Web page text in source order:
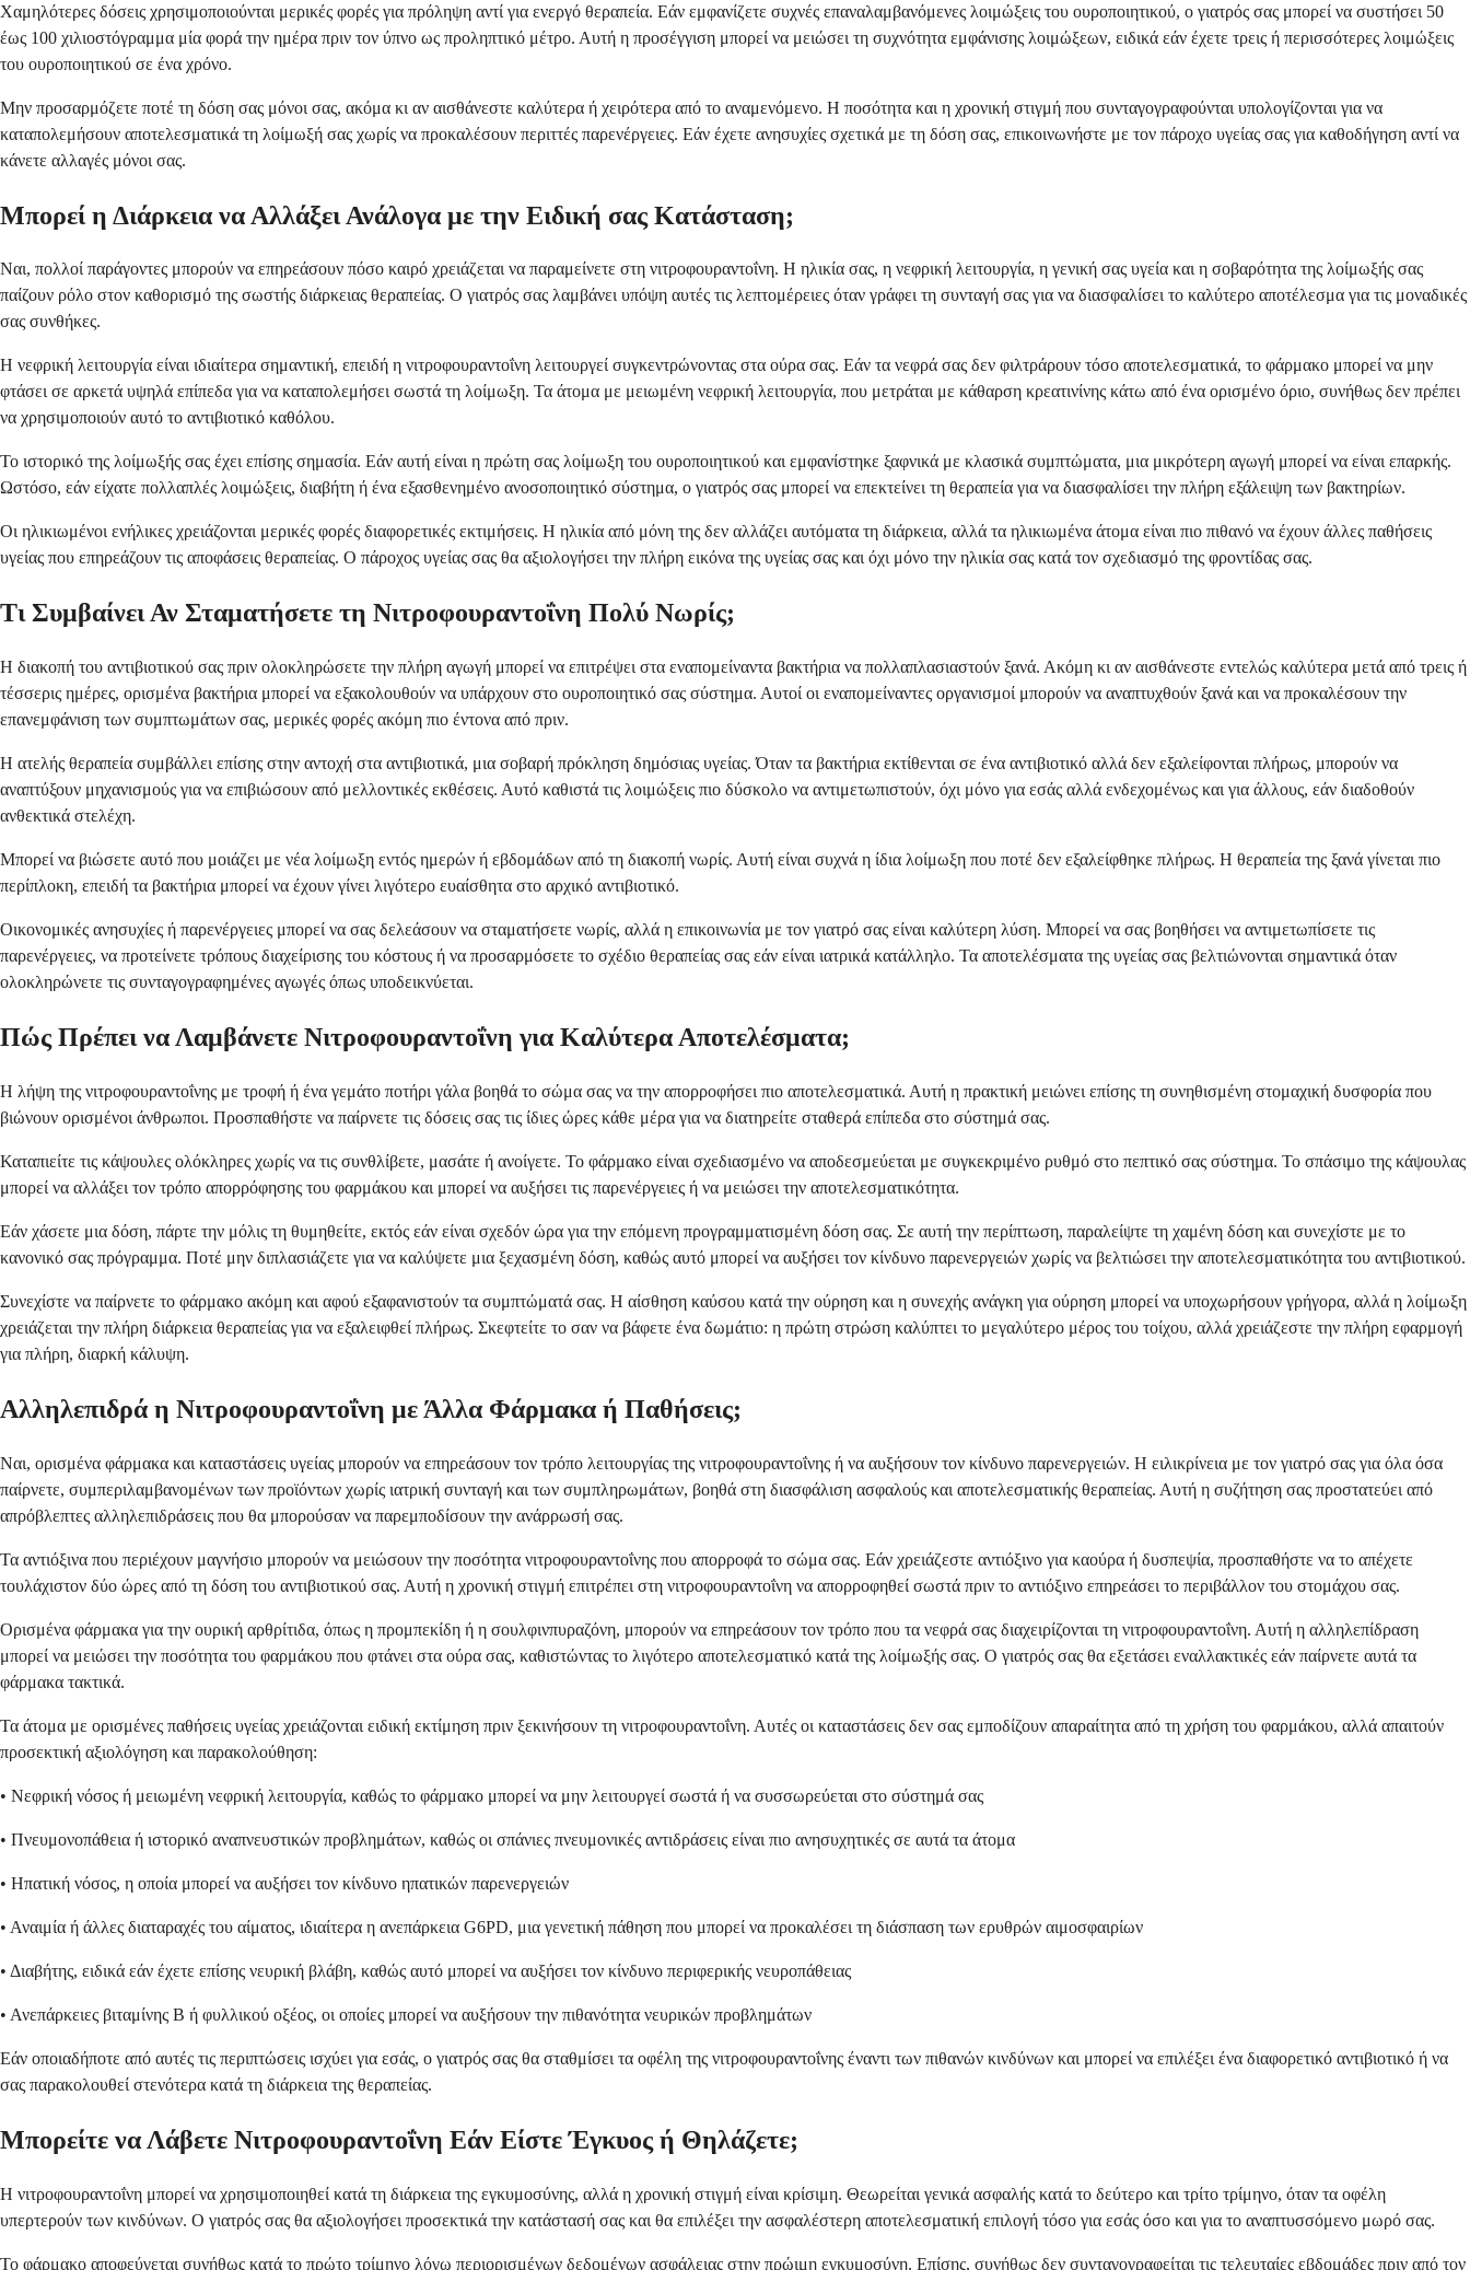
Χαμηλότερες δόσεις χρησιμοποιούνται μερικές φορές για πρόληψη αντί για ενεργό θεραπεία. Εάν εμφανίζετε συχνές επαναλαμβανόμενες λοιμώξεις του ουροποιητικού, ο γιατρός σας μπορεί να συστήσει 50
έως 100 χιλιοστόγραμμα μία φορά την ημέρα πριν τον ύπνο ως προληπτικό μέτρο. Αυτή η προσέγγιση μπορεί να μειώσει τη συχνότητα εμφάνισης λοιμώξεων, ειδικά εάν έχετε τρεις ή περισσότερες λοιμώξεις
του ουροποιητικού σε ένα χρόνο.
Μην προσαρμόζετε ποτέ τη δόση σας μόνοι σας, ακόμα κι αν αισθάνεστε καλύτερα ή χειρότερα από το αναμενόμενο. Η ποσότητα και η χρονική στιγμή που συνταγογραφούνται υπολογίζονται για να
καταπολεμήσουν αποτελεσματικά τη λοίμωξή σας χωρίς να προκαλέσουν περιττές παρενέργειες. Εάν έχετε ανησυχίες σχετικά με τη δόση σας, επικοινωνήστε με τον πάροχο υγείας σας για καθοδήγηση αντί να
κάνετε αλλαγές μόνοι σας.
Μπορεί η Διάρκεια να Αλλάξει Ανάλογα με την Ειδική σας Κατάσταση;
Ναι, πολλοί παράγοντες μπορούν να επηρεάσουν πόσο καιρό χρειάζεται να παραμείνετε στη νιτροφουραντοΐνη. Η ηλικία σας, η νεφρική λειτουργία, η γενική σας υγεία και η σοβαρότητα της λοίμωξής σας
παίζουν ρόλο στον καθορισμό της σωστής διάρκειας θεραπείας. Ο γιατρός σας λαμβάνει υπόψη αυτές τις λεπτομέρειες όταν γράφει τη συνταγή σας για να διασφαλίσει το καλύτερο αποτέλεσμα για τις μοναδικές
σας συνθήκες.
Η νεφρική λειτουργία είναι ιδιαίτερα σημαντική, επειδή η νιτροφουραντοΐνη λειτουργεί συγκεντρώνοντας στα ούρα σας. Εάν τα νεφρά σας δεν φιλτράρουν τόσο αποτελεσματικά, το φάρμακο μπορεί να μην
φτάσει σε αρκετά υψηλά επίπεδα για να καταπολεμήσει σωστά τη λοίμωξη. Τα άτομα με μειωμένη νεφρική λειτουργία, που μετράται με κάθαρση κρεατινίνης κάτω από ένα ορισμένο όριο, συνήθως δεν πρέπει
να χρησιμοποιούν αυτό το αντιβιοτικό καθόλου.
Το ιστορικό της λοίμωξής σας έχει επίσης σημασία. Εάν αυτή είναι η πρώτη σας λοίμωξη του ουροποιητικού και εμφανίστηκε ξαφνικά με κλασικά συμπτώματα, μια μικρότερη αγωγή μπορεί να είναι επαρκής.
Ωστόσο, εάν είχατε πολλαπλές λοιμώξεις, διαβήτη ή ένα εξασθενημένο ανοσοποιητικό σύστημα, ο γιατρός σας μπορεί να επεκτείνει τη θεραπεία για να διασφαλίσει την πλήρη εξάλειψη των βακτηρίων.
Οι ηλικιωμένοι ενήλικες χρειάζονται μερικές φορές διαφορετικές εκτιμήσεις. Η ηλικία από μόνη της δεν αλλάζει αυτόματα τη διάρκεια, αλλά τα ηλικιωμένα άτομα είναι πιο πιθανό να έχουν άλλες παθήσεις
υγείας που επηρεάζουν τις αποφάσεις θεραπείας. Ο πάροχος υγείας σας θα αξιολογήσει την πλήρη εικόνα της υγείας σας και όχι μόνο την ηλικία σας κατά τον σχεδιασμό της φροντίδας σας.
Τι Συμβαίνει Αν Σταματήσετε τη Νιτροφουραντοΐνη Πολύ Νωρίς;
Η διακοπή του αντιβιοτικού σας πριν ολοκληρώσετε την πλήρη αγωγή μπορεί να επιτρέψει στα εναπομείναντα βακτήρια να πολλαπλασιαστούν ξανά. Ακόμη κι αν αισθάνεστε εντελώς καλύτερα μετά από τρεις ή
τέσσερις ημέρες, ορισμένα βακτήρια μπορεί να εξακολουθούν να υπάρχουν στο ουροποιητικό σας σύστημα. Αυτοί οι εναπομείναντες οργανισμοί μπορούν να αναπτυχθούν ξανά και να προκαλέσουν την
επανεμφάνιση των συμπτωμάτων σας, μερικές φορές ακόμη πιο έντονα από πριν.
Η ατελής θεραπεία συμβάλλει επίσης στην αντοχή στα αντιβιοτικά, μια σοβαρή πρόκληση δημόσιας υγείας. Όταν τα βακτήρια εκτίθενται σε ένα αντιβιοτικό αλλά δεν εξαλείφονται πλήρως, μπορούν να
αναπτύξουν μηχανισμούς για να επιβιώσουν από μελλοντικές εκθέσεις. Αυτό καθιστά τις λοιμώξεις πιο δύσκολο να αντιμετωπιστούν, όχι μόνο για εσάς αλλά ενδεχομένως και για άλλους, εάν διαδοθούν
ανθεκτικά στελέχη.
Μπορεί να βιώσετε αυτό που μοιάζει με νέα λοίμωξη εντός ημερών ή εβδομάδων από τη διακοπή νωρίς. Αυτή είναι συχνά η ίδια λοίμωξη που ποτέ δεν εξαλείφθηκε πλήρως. Η θεραπεία της ξανά γίνεται πιο
περίπλοκη, επειδή τα βακτήρια μπορεί να έχουν γίνει λιγότερο ευαίσθητα στο αρχικό αντιβιοτικό.
Οικονομικές ανησυχίες ή παρενέργειες μπορεί να σας δελεάσουν να σταματήσετε νωρίς, αλλά η επικοινωνία με τον γιατρό σας είναι καλύτερη λύση. Μπορεί να σας βοηθήσει να αντιμετωπίσετε τις
παρενέργειες, να προτείνετε τρόπους διαχείρισης του κόστους ή να προσαρμόσετε το σχέδιο θεραπείας σας εάν είναι ιατρικά κατάλληλο. Τα αποτελέσματα της υγείας σας βελτιώνονται σημαντικά όταν
ολοκληρώνετε τις συνταγογραφημένες αγωγές όπως υποδεικνύεται.
Πώς Πρέπει να Λαμβάνετε Νιτροφουραντοΐνη για Καλύτερα Αποτελέσματα;
Η λήψη της νιτροφουραντοΐνης με τροφή ή ένα γεμάτο ποτήρι γάλα βοηθά το σώμα σας να την απορροφήσει πιο αποτελεσματικά. Αυτή η πρακτική μειώνει επίσης τη συνηθισμένη στομαχική δυσφορία που
βιώνουν ορισμένοι άνθρωποι. Προσπαθήστε να παίρνετε τις δόσεις σας τις ίδιες ώρες κάθε μέρα για να διατηρείτε σταθερά επίπεδα στο σύστημά σας.
Καταπιείτε τις κάψουλες ολόκληρες χωρίς να τις συνθλίβετε, μασάτε ή ανοίγετε. Το φάρμακο είναι σχεδιασμένο να αποδεσμεύεται με συγκεκριμένο ρυθμό στο πεπτικό σας σύστημα. Το σπάσιμο της κάψουλας
μπορεί να αλλάξει τον τρόπο απορρόφησης του φαρμάκου και μπορεί να αυξήσει τις παρενέργειες ή να μειώσει την αποτελεσματικότητα.
Εάν χάσετε μια δόση, πάρτε την μόλις τη θυμηθείτε, εκτός εάν είναι σχεδόν ώρα για την επόμενη προγραμματισμένη δόση σας. Σε αυτή την περίπτωση, παραλείψτε τη χαμένη δόση και συνεχίστε με το
κανονικό σας πρόγραμμα. Ποτέ μην διπλασιάζετε για να καλύψετε μια ξεχασμένη δόση, καθώς αυτό μπορεί να αυξήσει τον κίνδυνο παρενεργειών χωρίς να βελτιώσει την αποτελεσματικότητα του αντιβιοτικού.
Συνεχίστε να παίρνετε το φάρμακο ακόμη και αφού εξαφανιστούν τα συμπτώματά σας. Η αίσθηση καύσου κατά την ούρηση και η συνεχής ανάγκη για ούρηση μπορεί να υποχωρήσουν γρήγορα, αλλά η λοίμωξη
χρειάζεται την πλήρη διάρκεια θεραπείας για να εξαλειφθεί πλήρως. Σκεφτείτε το σαν να βάφετε ένα δωμάτιο: η πρώτη στρώση καλύπτει το μεγαλύτερο μέρος του τοίχου, αλλά χρειάζεστε την πλήρη εφαρμογή
για πλήρη, διαρκή κάλυψη.
Αλληλεπιδρά η Νιτροφουραντοΐνη με Άλλα Φάρμακα ή Παθήσεις;
Ναι, ορισμένα φάρμακα και καταστάσεις υγείας μπορούν να επηρεάσουν τον τρόπο λειτουργίας της νιτροφουραντοΐνης ή να αυξήσουν τον κίνδυνο παρενεργειών. Η ειλικρίνεια με τον γιατρό σας για όλα όσα
παίρνετε, συμπεριλαμβανομένων των προϊόντων χωρίς ιατρική συνταγή και των συμπληρωμάτων, βοηθά στη διασφάλιση ασφαλούς και αποτελεσματικής θεραπείας. Αυτή η συζήτηση σας προστατεύει από
απρόβλεπτες αλληλεπιδράσεις που θα μπορούσαν να παρεμποδίσουν την ανάρρωσή σας.
Τα αντιόξινα που περιέχουν μαγνήσιο μπορούν να μειώσουν την ποσότητα νιτροφουραντοΐνης που απορροφά το σώμα σας. Εάν χρειάζεστε αντιόξινο για καούρα ή δυσπεψία, προσπαθήστε να το απέχετε
τουλάχιστον δύο ώρες από τη δόση του αντιβιοτικού σας. Αυτή η χρονική στιγμή επιτρέπει στη νιτροφουραντοΐνη να απορροφηθεί σωστά πριν το αντιόξινο επηρεάσει το περιβάλλον του στομάχου σας.
Ορισμένα φάρμακα για την ουρική αρθρίτιδα, όπως η προμπεκίδη ή η σουλφινπυραζόνη, μπορούν να επηρεάσουν τον τρόπο που τα νεφρά σας διαχειρίζονται τη νιτροφουραντοΐνη. Αυτή η αλληλεπίδραση
μπορεί να μειώσει την ποσότητα του φαρμάκου που φτάνει στα ούρα σας, καθιστώντας το λιγότερο αποτελεσματικό κατά της λοίμωξής σας. Ο γιατρός σας θα εξετάσει εναλλακτικές εάν παίρνετε αυτά τα
φάρμακα τακτικά.
Τα άτομα με ορισμένες παθήσεις υγείας χρειάζονται ειδική εκτίμηση πριν ξεκινήσουν τη νιτροφουραντοΐνη. Αυτές οι καταστάσεις δεν σας εμποδίζουν απαραίτητα από τη χρήση του φαρμάκου, αλλά απαιτούν
προσεκτική αξιολόγηση και παρακολούθηση:
• Νεφρική νόσος ή μειωμένη νεφρική λειτουργία, καθώς το φάρμακο μπορεί να μην λειτουργεί σωστά ή να συσσωρεύεται στο σύστημά σας
• Πνευμονοπάθεια ή ιστορικό αναπνευστικών προβλημάτων, καθώς οι σπάνιες πνευμονικές αντιδράσεις είναι πιο ανησυχητικές σε αυτά τα άτομα
• Ηπατική νόσος, η οποία μπορεί να αυξήσει τον κίνδυνο ηπατικών παρενεργειών
• Αναιμία ή άλλες διαταραχές του αίματος, ιδιαίτερα η ανεπάρκεια G6PD, μια γενετική πάθηση που μπορεί να προκαλέσει τη διάσπαση των ερυθρών αιμοσφαιρίων
• Διαβήτης, ειδικά εάν έχετε επίσης νευρική βλάβη, καθώς αυτό μπορεί να αυξήσει τον κίνδυνο περιφερικής νευροπάθειας
• Ανεπάρκειες βιταμίνης Β ή φυλλικού οξέος, οι οποίες μπορεί να αυξήσουν την πιθανότητα νευρικών προβλημάτων
Εάν οποιαδήποτε από αυτές τις περιπτώσεις ισχύει για εσάς, ο γιατρός σας θα σταθμίσει τα οφέλη της νιτροφουραντοΐνης έναντι των πιθανών κινδύνων και μπορεί να επιλέξει ένα διαφορετικό αντιβιοτικό ή να
σας παρακολουθεί στενότερα κατά τη διάρκεια της θεραπείας.
Μπορείτε να Λάβετε Νιτροφουραντοΐνη Εάν Είστε Έγκυος ή Θηλάζετε;
Η νιτροφουραντοΐνη μπορεί να χρησιμοποιηθεί κατά τη διάρκεια της εγκυμοσύνης, αλλά η χρονική στιγμή είναι κρίσιμη. Θεωρείται γενικά ασφαλής κατά το δεύτερο και τρίτο τρίμηνο, όταν τα οφέλη
υπερτερούν των κινδύνων. Ο γιατρός σας θα αξιολογήσει προσεκτικά την κατάστασή σας και θα επιλέξει την ασφαλέστερη αποτελεσματική επιλογή τόσο για εσάς όσο και για το αναπτυσσόμενο μωρό σας.
Το φάρμακο αποφεύγεται συνήθως κατά το πρώτο τρίμηνο λόγω περιορισμένων δεδομένων ασφάλειας στην πρώιμη εγκυμοσύνη. Επίσης, συνήθως δεν συνταγογραφείται τις τελευταίες εβδομάδες πριν από τον